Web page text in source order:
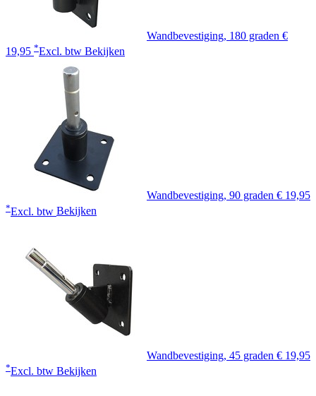
Wandbevestiging, 180 graden €
19,95 *Excl. btw Bekijken
Wandbevestiging, 90 graden € 19,95
*Excl. btw Bekijken
Wandbevestiging, 45 graden € 19,95
*Excl. btw Bekijken